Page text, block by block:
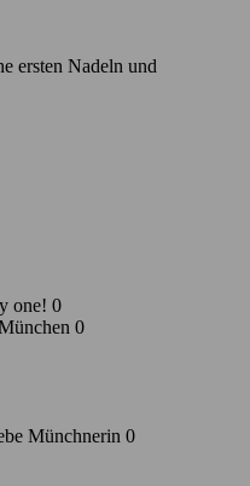
ersten Nadeln und
one! 0
0
Münchnerin 0